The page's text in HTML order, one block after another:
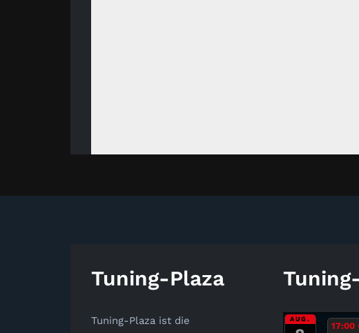
Tuning-Plaza
Tuning-Plaza ist die
AUG.
17:00